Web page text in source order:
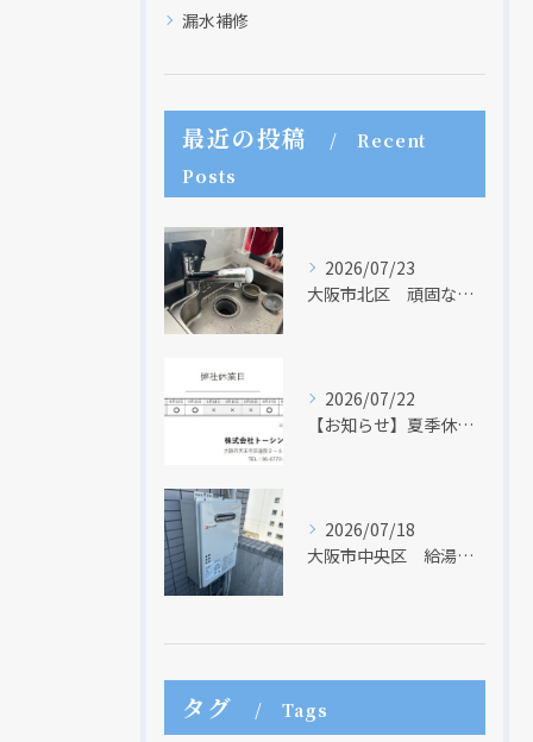
漏水補修
最近の投稿
Recent
Posts
2026/07/23
大阪市北区 頑固な水アカはなかなか取れない・・・
2026/07/22
【お知らせ】夏季休業日のお知らせ【２０２６年】
2026/07/18
大阪市中央区 給湯器のリモコンが無くても、リモコンを設置する方法はあります
タグ Tags
現在、新聞に入っている折込チラシです。
現在、新聞に入っている折込チラシです。